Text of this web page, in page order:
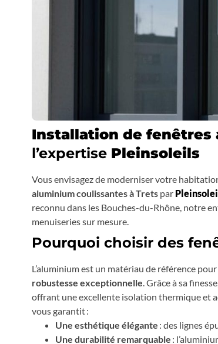
Installation de fenêtres
l’expertise Pleinsoleils
Vous envisagez de moderniser votre
aluminium coulissantes à Trets par
reconnu dans les Bouches-du-Rhône, notre
menuiseries sur mesure.
Pourquoi choisir des
L’aluminium est un matériau de référence
robustesse exceptionnelle . Grâce à sa
offrant une excellente isolation thermique et
vous garantit :
Une esthétique élégante : des lignes
Une durabilité remarquable :